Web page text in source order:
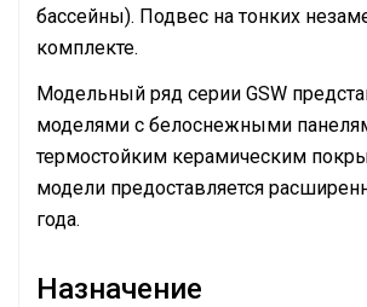
бассейны). Подвес на тонких
комплекте.
Модельный ряд серии GSW
моделями с белоснежными
термостойким керамическим
модели предоставляется
года.
Назначение